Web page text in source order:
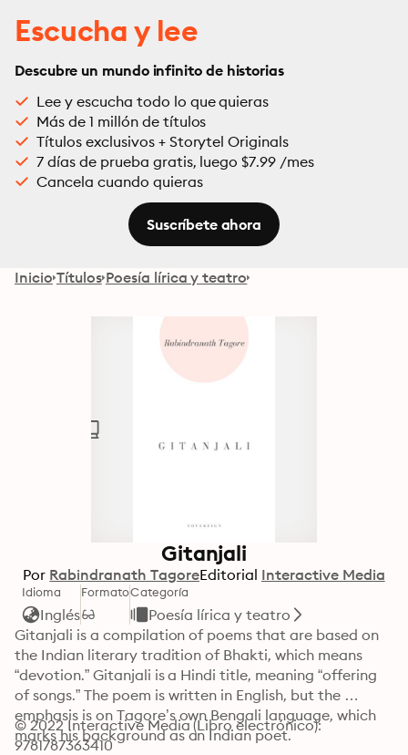
Escucha y lee
Descubre un mundo infinito de historias
Lee y escucha todo lo que quieras
Más de 1 millón de títulos
Títulos exclusivos + Storytel Originals
7 días de prueba gratis, luego $7.99 /mes
Cancela cuando quieras
Suscríbete ahora
Inicio Títulos Poesía lírica y teatro
Gitanjali
Por Rabindranath TagoreEditorial Interactive Media
Idioma
Inglés
FormatoCategoría
Poesía lírica y teatro
Gitanjali is a compilation of poems that are based on
the Indian literary tradition of Bhakti, which means
“devotion.” Gitanjali is a Hindi title, meaning “offering
of songs.” The poem is written in English, but the
emphasis is on Tagore’s own Bengali language, which
marks his background as an Indian poet.
© 2022 Interactive Media (Libro electrónico):
9781787363410